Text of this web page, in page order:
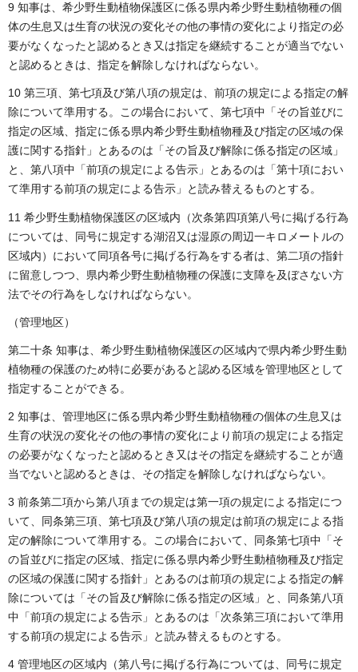
9 知事は、希少野生動植物保護区に係る県内希少野生動植物種の個
体の生息又は生育の状況の変化その他の事情の変化により指定の必
要がなくなったと認めるとき又は指定を継続することが適当でない
と認めるときは、指定を解除しなければならない。
10 第三項、第七項及び第八項の規定は、前項の規定による指定の解
除について準用する。この場合において、第七項中「その旨並びに
指定の区域、指定に係る県内希少野生動植物種及び指定の区域の保
護に関する指針」とあるのは「その旨及び解除に係る指定の区域」
と、第八項中「前項の規定による告示」とあるのは「第十項におい
て準用する前項の規定による告示」と読み替えるものとする。
11 希少野生動植物保護区の区域内（次条第四項第八号に掲げる行為
については、同号に規定する湖沼又は湿原の周辺一キロメートルの
区域内）において同項各号に掲げる行為をする者は、第二項の指針
に留意しつつ、県内希少野生動植物種の保護に支障を及ぼさない方
法でその行為をしなければならない。
（管理地区）
第二十条 知事は、希少野生動植物保護区の区域内で県内希少野生動
植物種の保護のため特に必要があると認める区域を管理地区として
指定することができる。
2 知事は、管理地区に係る県内希少野生動植物種の個体の生息又は
生育の状況の変化その他の事情の変化により前項の規定による指定
の必要がなくなったと認めるとき又はその指定を継続することが適
当でないと認めるときは、その指定を解除しなければならない。
3 前条第二項から第八項までの規定は第一項の規定による指定につ
いて、同条第三項、第七項及び第八項の規定は前項の規定による指
定の解除について準用する。この場合において、同条第七項中「そ
の旨並びに指定の区域、指定に係る県内希少野生動植物種及び指定
の区域の保護に関する指針」とあるのは前項の規定による指定の解
除については「その旨及び解除に係る指定の区域」と、同条第八項
中「前項の規定による告示」とあるのは「次条第三項において準用
する前項の規定による告示」と読み替えるものとする。
4 管理地区の区域内（第八号に掲げる行為については、同号に規定